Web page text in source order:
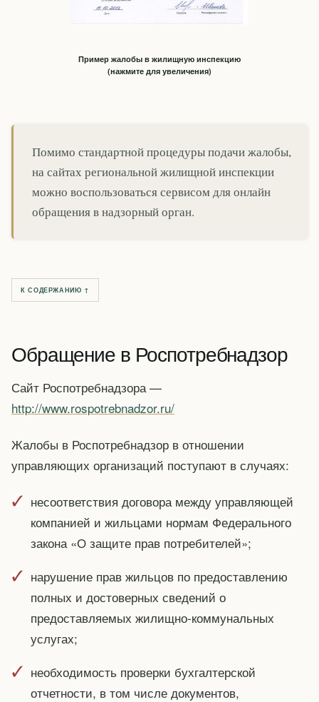
Пример жалобы в жилищную инспекцию
(нажмите для увеличения)
Помимо стандартной процедуры подачи жалобы,
на сайтах региональной жилищной инспекции
можно воспользоваться сервисом для онлайн
обращения в надзорный орган.
К СОДЕРЖАНИЮ ↑
Обращение в Роспотребнадзор
Сайт Роспотребнадзора —
http://www.rospotrebnadzor.ru/
Жалобы в Роспотребнадзор в отношении
управляющих организаций поступают в случаях:
несоответствия договора между управляющей
компанией и жильцами нормам Федерального
закона «О защите прав потребителей»;
нарушение прав жильцов по предоставлению
полных и достоверных сведений о
предоставляемых жилищно-коммунальных
услугах;
необходимость проверки бухгалтерской
отчетности, в том числе документов,